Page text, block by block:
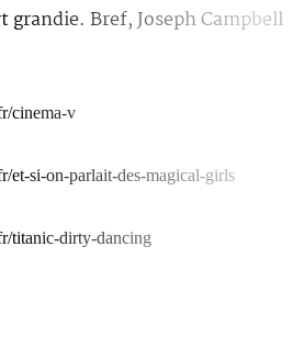
grandie. Bref, Joseph Campbell
cinema-v
et-si-on-parlait-des-magical-girls
titanic-dirty-dancing